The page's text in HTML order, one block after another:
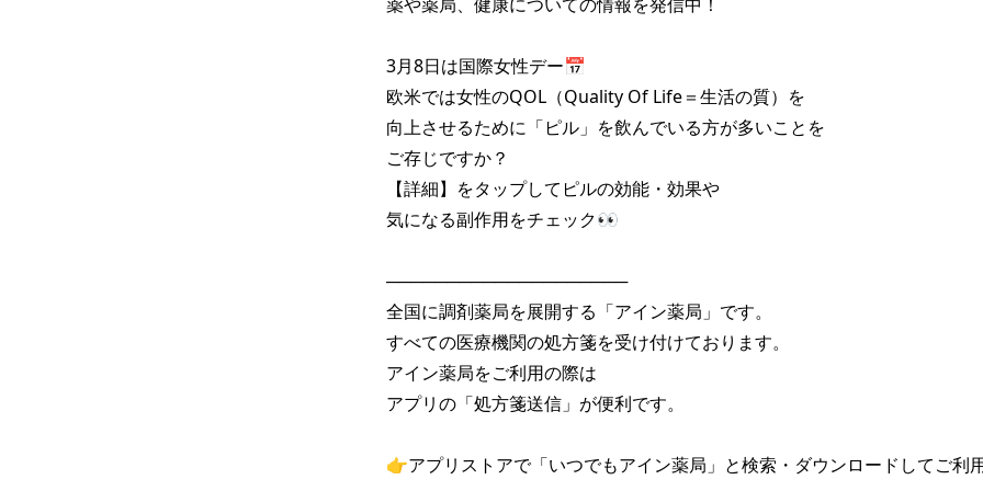
3月8日は国際女性デー📅
欧米では女性のQOL（Quality Of Life＝生活の質）を
向上させるために「ピル」を飲んでいる方が多いことを
ご存じですか？
【詳細】をタップしてピルの効能・効果や
気になる副作用をチェック👀
────────────────────
全国に調剤薬局を展開する「アイン薬局」です。
すべての医療機関の処方箋を受け付けております。
アイン薬局をご利用の際は
アプリの「処方箋送信」が便利です。
👉アプリストアで「いつでもアイン薬局」と検索・ダウンロードしてご利用